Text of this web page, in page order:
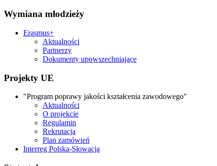
Wymiana młodzieży
Erasmus+
Aktualności
Partnerzy
Dokumenty upowszechniające
Projekty UE
"Program poprawy jakości kształcenia zawodowego"
Aktualności
O projekcie
Regulamin
Rekrutacja
Plan zamówień
Interreg Polska-Słowacja